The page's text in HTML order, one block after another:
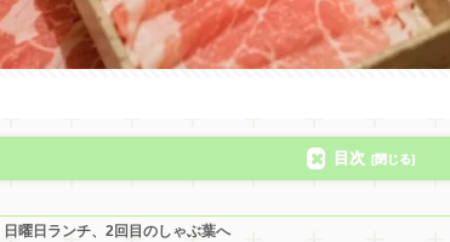
目次
日曜日ランチ、2回目のしゃぶ葉へ